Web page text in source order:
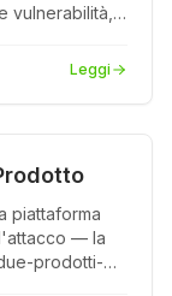
vulnerabilità,
Leggi
piattaforma
— la
prodotti-